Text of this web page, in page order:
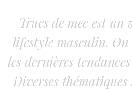
Trucs de mec est un
lifestyle masculin. On
les dernières
Diverses